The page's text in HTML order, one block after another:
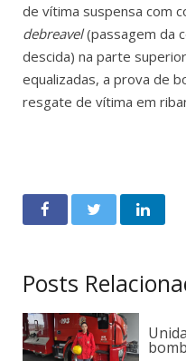
de vítima suspensa com
debreavel(passagem da
descida) na parte
equalizadas, a prova de
resgate de vítima em
Posts